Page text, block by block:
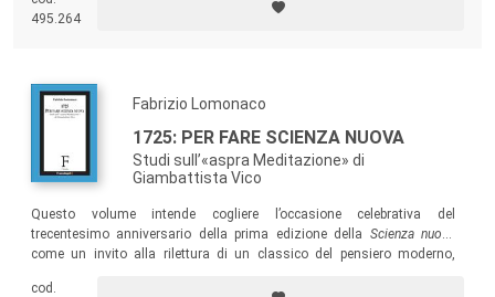
495.264
Fabrizio Lomonaco
1725: PER FARE SCIENZA NUOVA
Studi sull’«aspra Meditazione» di
Giambattista Vico
Questo volume intende cogliere l’occasione celebrativa del
trecentesimo anniversario della prima edizione della Scienza nuova
come un invito alla rilettura di un classico del pensiero moderno,
napoletano.
cod.